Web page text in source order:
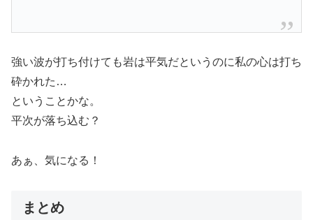
強い波が打ち付けても岩は平気だというのに私の心は打ち
砕かれた…
ということかな。
平次が落ち込む？
あぁ、気になる！
まとめ